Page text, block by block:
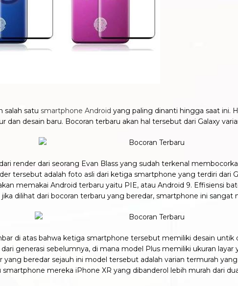
salah satu smartphone Android yang paling dinanti hingga saat ini.
desain baru. Bocoran terbaru akan hal tersebut dari Galaxy
render dari seorang Evan Blass yang sudah terkenal
tersebut adalah foto asli dari ketiga smartphone yang terdiri dari
memakai Android terbaru yaitu PIE, atau Android 9. Effisiensi
dilihat dari bocoran terbaru yang beredar, smartphone ini
di atas bahwa ketiga smartphone tersebut memiliki desain untik
generasi sebelumnya, di mana model Plus memiliki ukuran
yang beredar sejauh ini model tersebut adalah varian termurah
mereka iPhone XR yang dibanderol lebih murah dari